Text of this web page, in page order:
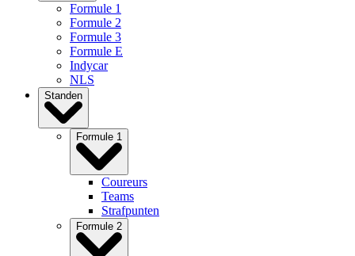
Formule 1
Formule 2
Formule 3
Formule E
Indycar
NLS
Standen
Formule 1
Coureurs
Teams
Strafpunten
Formule 2